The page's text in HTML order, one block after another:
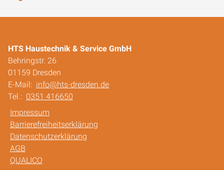
HTS Haustechnik & Service GmbH
Behringstr. 26
01159 Dresden
E-Mail: info@hts-dresden.de
Tel.: 0351 416650
Impressum
Barrierefreiheitserklärung
Datenschutzerklärung
AGB
QUALICO